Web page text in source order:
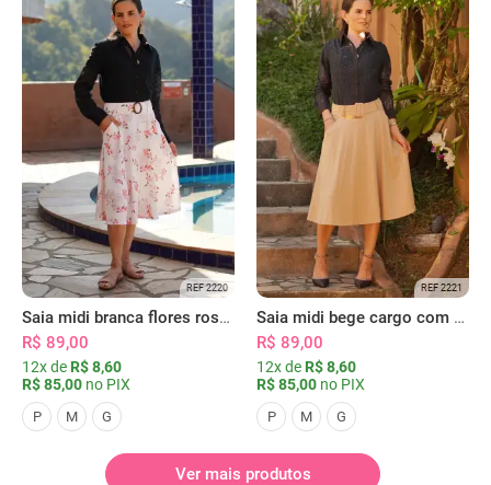
REF 2220
Saia midi branca flores rosas com bolsos
R$ 89,00
12x de R$ 8,60
R$ 85,00 no PIX
P M G
REF 2221
Saia midi bege cargo com bolsos
R$ 89,00
12x de R$ 8,60
R$ 85,00 no PIX
P M G
Ver mais produtos